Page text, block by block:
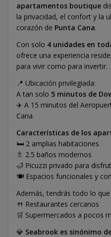
apartamentos boutique
la privacidad, el confort y la
corazón de Punta Cana.
Con solo 4 unidades en
ofrece una experiencia
para vivir como para invertir.
📍 Ubicación privilegiada:
A tan solo 5 minutos de
✈️ A 15 minutos del
Cana
Características de los
🛏️ 2 amplias habitaciones
🚿 2.5 baños modernos
🛁 Picuzzi privado para
🍽️ Espacios funcionales y
Además, tendrás todo lo
🍴 Restaurantes cercanos
🛒 Supermercados a pocos
💎 Seabrook es sinónimo